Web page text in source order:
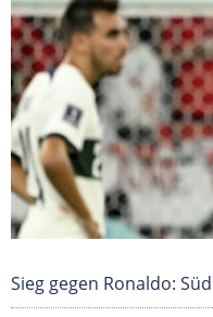
Sieg gegen Ronaldo: